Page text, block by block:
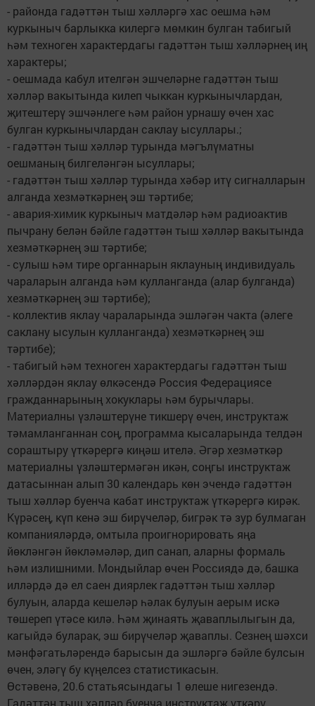
- районда гадәттән тыш хәлләргә хас оешма һәм
куркыныч барлыкка килергә мөмкин булган табигый
һәм техноген характердагы гадәттән тыш хәлләрнең иң
характеры;
- оешмада кабул ителгән эшчеләрне гадәттән тыш
хәлләр вакытында килеп чыккан куркынычлардан,
җитештерү эшчәнлеге һәм район урнашу өчен хас
булган куркынычлардан саклау ысуллары.;
- гадәттән тыш хәлләр турында мәгълүматны
оешманың билгеләнгән ысуллары;
- гадәттән тыш хәлләр турында хәбәр итү сигналларын
алганда хезмәткәрнең эш тәртибе;
- авария-химик куркыныч матдәләр һәм радиоактив
пычрану белән бәйле гадәттән тыш хәлләр вакытында
хезмәткәрнең эш тәртибе;
- сулыш һәм тире органнарын яклауның индивидуаль
чараларын алганда һәм кулланганда (алар булганда)
хезмәткәрнең эш тәртибе);
- коллектив яклау чараларында эшләгән чакта (әлеге
саклану ысулын кулланганда) хезмәткәрнең эш
тәртибе);
- табигый һәм техноген характердагы гадәттән тыш
хәлләрдән яклау өлкәсендә Россия Федерациясе
гражданнарының хокуклары һәм бурычлары.
Материалны үзләштерүне тикшерү өчен, инструктаж
тәмамланганнан соң, программа кысаларында телдән
сораштыру үткәрергә киңәш ителә. Әгәр хезмәткәр
материалны үзләштермәгән икән, соңгы инструктаж
датасыннан алып 30 календарь көн эчендә гадәттән
тыш хәлләр буенча кабат инструктаж үткәрергә кирәк.
Күрәсең, күп кенә эш бирүчеләр, бигрәк тә зур булмаган
компанияләрдә, омтыла проигнорировать яңа
йөкләнгән йөкләмәләр, дип санап, аларны формаль
һәм излишними. Мондыйлар өчен Россиядә дә, башка
илләрдә дә ел саен диярлек гадәттән тыш хәлләр
булуын, аларда кешеләр һәлак булуын аерым искә
төшереп үтәсе килә. Һәм җинаять җаваплылыгын да,
кагыйдә буларак, эш бирүчеләр җаваплы. Сезнең шәхси
мәнфәгатьләрендә барысын да эшләргә бәйле булсын
өчен, эләгү бу күңелсез статистикасын.
Өстәвенә, 20.6 статьясындагы 1 өлеше нигезендә.